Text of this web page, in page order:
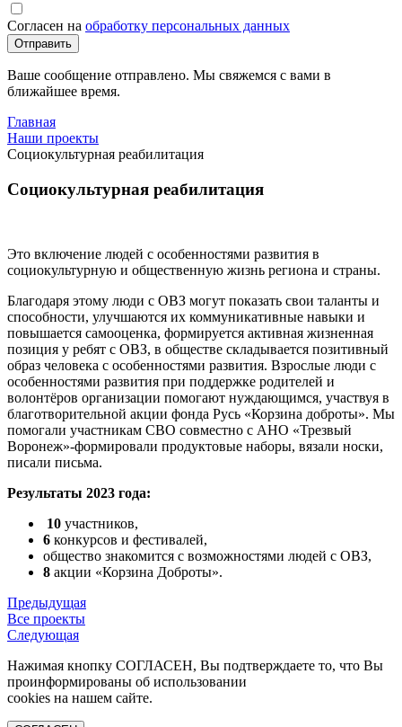
Согласен на обработку персональных данных
Отправить
Ваше сообщение отправлено. Мы свяжемся с вами в
ближайшее время.
Главная
Наши проекты
Социокультурная реабилитация
Социокультурная реабилитация
Это включение людей с особенностями развития в
социокультурную и общественную жизнь региона и страны.
Благодаря этому люди с ОВЗ могут показать свои таланты и
способности, улучшаются их коммуникативные навыки и
повышается самооценка, формируется активная жизненная
позиция у ребят с ОВЗ, в обществе складывается позитивный
образ человека с особенностями развития. Взрослые люди с
особенностями развития при поддержке родителей и
волонтёров организации помогают нуждающимся, участвуя в
благотворительной акции фонда Русь «Корзина доброты». Мы
помогали участникам СВО совместно с АНО «Трезвый
Воронеж»-формировали продуктовые наборы, вязали носки,
писали письма.
Результаты 2023 года:
10 участников,
6 конкурсов и фестивалей,
общество знакомится с возможностями людей с ОВЗ,
8 акции «Корзина Доброты».
Предыдущая
Все проекты
Следующая
Нажимая кнопку СОГЛАСЕН, Вы подтверждаете то, что Вы
проинформированы об использовании
cookies на нашем сайте.